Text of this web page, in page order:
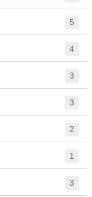
5
4
3
3
2
1
3